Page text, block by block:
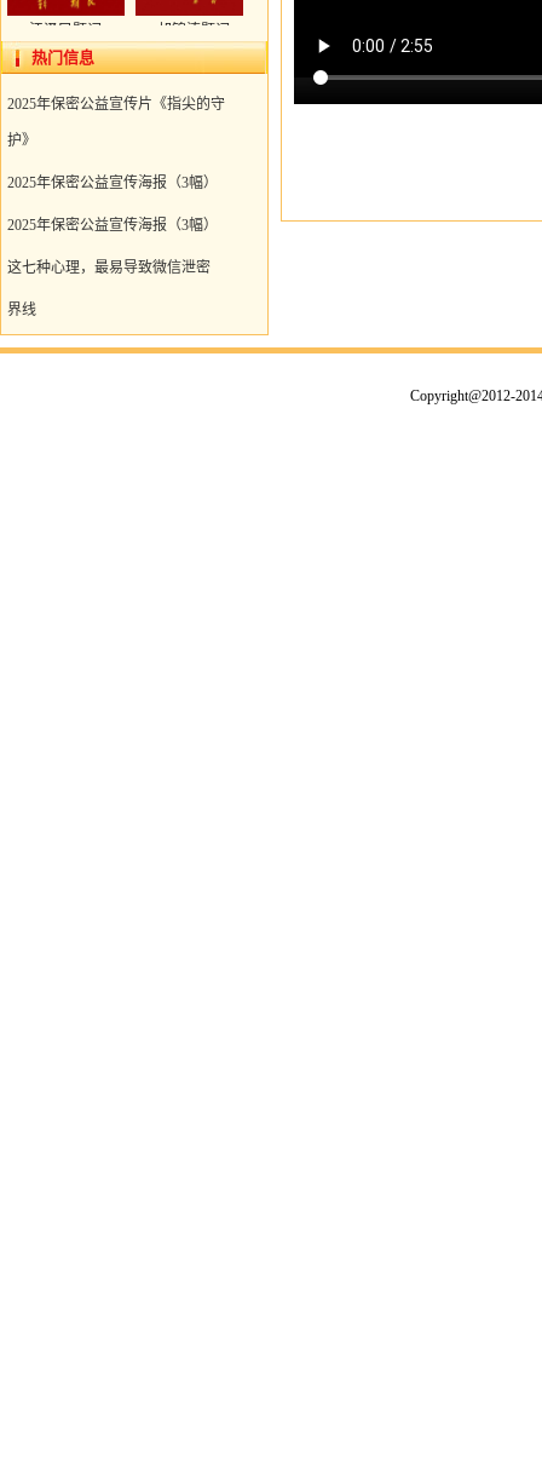
江泽民题词 胡锦涛题词
共16条1/4 上页 1 2 3 4 下页
热门信息
2025年保密公益宣传片《指尖的守
护》
2025年保密公益宣传海报（3幅）
2025年保密公益宣传海报（3幅）
这七种心理，最易导致微信泄密
界线
Copyright@2012-